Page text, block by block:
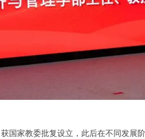
国家教委批复设立，此后在不同发展